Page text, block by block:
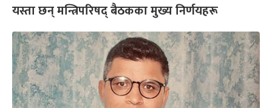
यस्ता छन् मन्त्रिपरिषद् बैठकका मुख्य निर्णयहरू